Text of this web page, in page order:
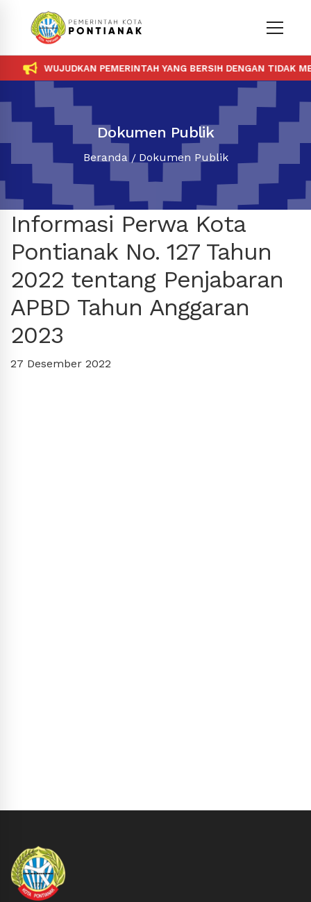
WUJUDKAN PEMERINTAH YANG BERSIH DENGAN TIDAK
Dokumen Publik
Beranda Dokumen Publik
Informasi Perwa Kota
Pontianak No. 127 Tahun
2022 tentang Penjabaran
APBD Tahun Anggaran
2023
27 Desember 2022